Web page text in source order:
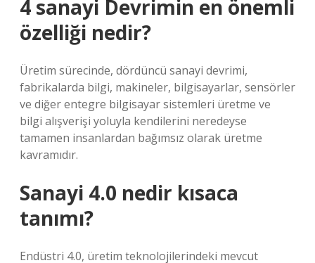
4 sanayi Devrimin en önemli
özelliği nedir?
Üretim sürecinde, dördüncü sanayi devrimi,
fabrikalarda bilgi, makineler, bilgisayarlar, sensörler
ve diğer entegre bilgisayar sistemleri üretme ve
bilgi alışverişi yoluyla kendilerini neredeyse
tamamen insanlardan bağımsız olarak üretme
kavramıdır.
Sanayi 4.0 nedir kısaca
tanımı?
Endüstri 4.0, üretim teknolojilerindeki mevcut